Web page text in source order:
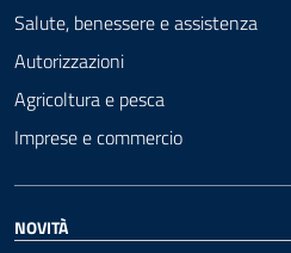
Salute, benessere e assistenza
Autorizzazioni
Agricoltura e pesca
Imprese e commercio
NOVITÀ